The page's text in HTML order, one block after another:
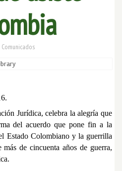
Comunicados
Jurídica, celebra la alegría que
del acuerdo que pone fin a la
Estado Colombiano y la guerrilla
de cincuenta años de guerra,